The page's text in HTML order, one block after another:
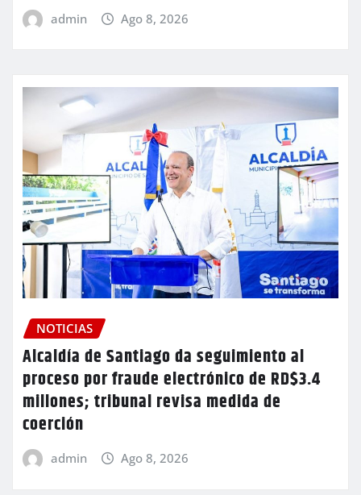
admin Ago 8, 2026
NOTICIAS
Alcaldía de Santiago da seguimiento al
proceso por fraude electrónico de RD$3.4
millones; tribunal revisa medida de
coerción
admin Ago 8, 2026